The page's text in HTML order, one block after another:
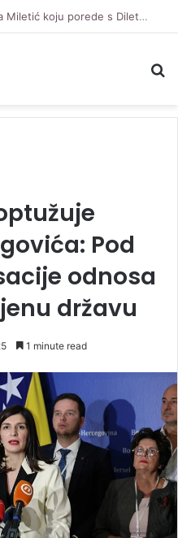
Hrvatska voditeljica Valentina Miletić koju porede s Dilettom Leotom oduševila pozirajući u bikiniju
Pod
odnosa
državu
1 minute read